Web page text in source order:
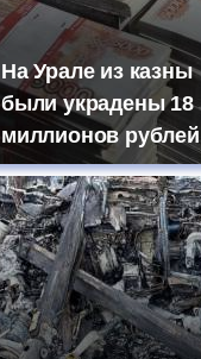
На Урале из казны
были украдены 18
миллионов рублей